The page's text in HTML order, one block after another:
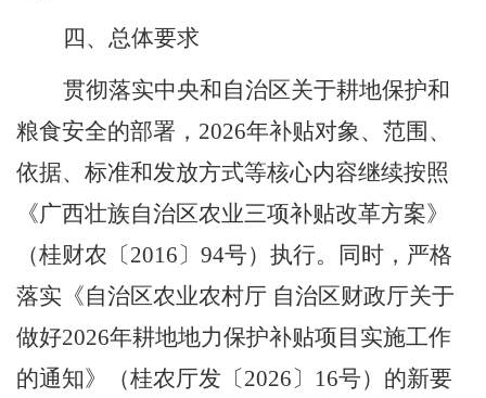
四、总体要求
贯彻落实中央和自治区关于耕地保护和
粮食安全的部署， 2026年补贴对象、范围、
依据、标准和发放方式等核心内容继续按照
《广西壮族自治区农业三项补贴改革方案》
（桂财农〔2016〕 94号）执行。同时，严格
落实 《自治区农业农村厅 自治区财政厅关于
做好2026年耕地地力保护补贴项目实施工作
的通知》
（桂农厅发〔2026〕 16号）的新要